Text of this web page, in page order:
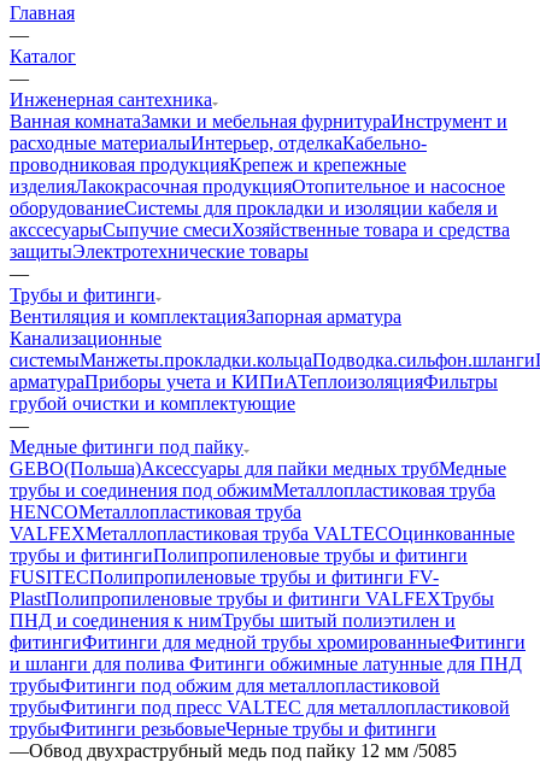
Главная
—
Каталог
—
Инженерная сантехника
Ванная комнатаЗамки и мебельная фурнитураИнструмент и
расходные материалыИнтерьер, отделкаКабельно-
проводниковая продукцияКрепеж и крепежные
изделияЛакокрасочная продукцияОтопительное и насосное
оборудованиеСистемы для прокладки и изоляции кабеля и
акссесуарыСыпучие смесиХозяйственные товара и средства
защитыЭлектротехнические товары
—
Трубы и фитинги
Вентиляция и комплектацияЗапорная арматура
Канализационные
системыМанжеты.прокладки.кольцаПодводка.сильфон.шланги
арматураПриборы учета и КИПиАТеплоизоляцияФильтры
грубой очистки и комплектующие
—
Медные фитинги под пайку
GEBO(Польша)Аксессуары для пайки медных трубМедные
трубы и соединения под обжимМеталлопластиковая труба
HENCOМеталлопластиковая труба
VALFEXМеталлопластиковая труба VALTECОцинкованные
трубы и фитингиПолипропиленовые трубы и фитинги
FUSITECПолипропиленовые трубы и фитинги FV-
PlastПолипропиленовые трубы и фитинги VALFEXТрубы
ПНД и соединения к нимТрубы шитый полиэтилен и
фитингиФитинги для медной трубы хромированныеФитинги
и шланги для полива Фитинги обжимные латунные для ПНД
трубыФитинги под обжим для металлопластиковой
трубыФитинги под пресс VALTEC для металлопластиковой
трубыФитинги резьбовыеЧерные трубы и фитинги
—Обвод двухраструбный медь под пайку 12 мм /5085